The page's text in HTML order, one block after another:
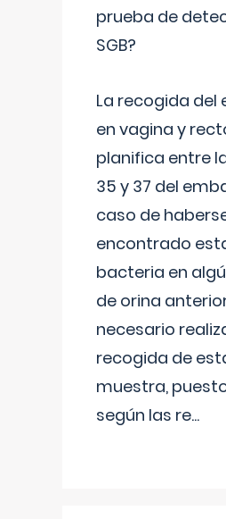
prueba de
SGB?
La recogida del
en vagina y
planifica entre
35 y 37 del
caso de
encontrado
bacteria en
de orina
necesario
recogida de
muestra,
según las re...